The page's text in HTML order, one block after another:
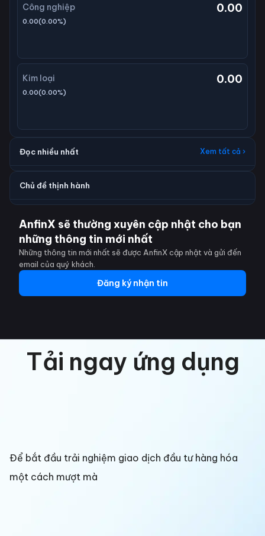
Công nghiệp 0.00
0.00(0.00%)
Kim loại 0.00
0.00(0.00%)
Đọc nhiều nhất Xem tất cả ›
Chủ đề thịnh hành
AnfinX sẽ thường xuyên cập nhật cho bạn
những thông tin mới nhất
Những thông tin mới nhất sẽ được AnfinX cập nhật và gửi đến
email của quý khách.
Đăng ký nhận tin
Tải ngay ứng dụng
Để bắt đầu trải nghiệm giao dịch đầu tư hàng hóa
một cách mượt mà